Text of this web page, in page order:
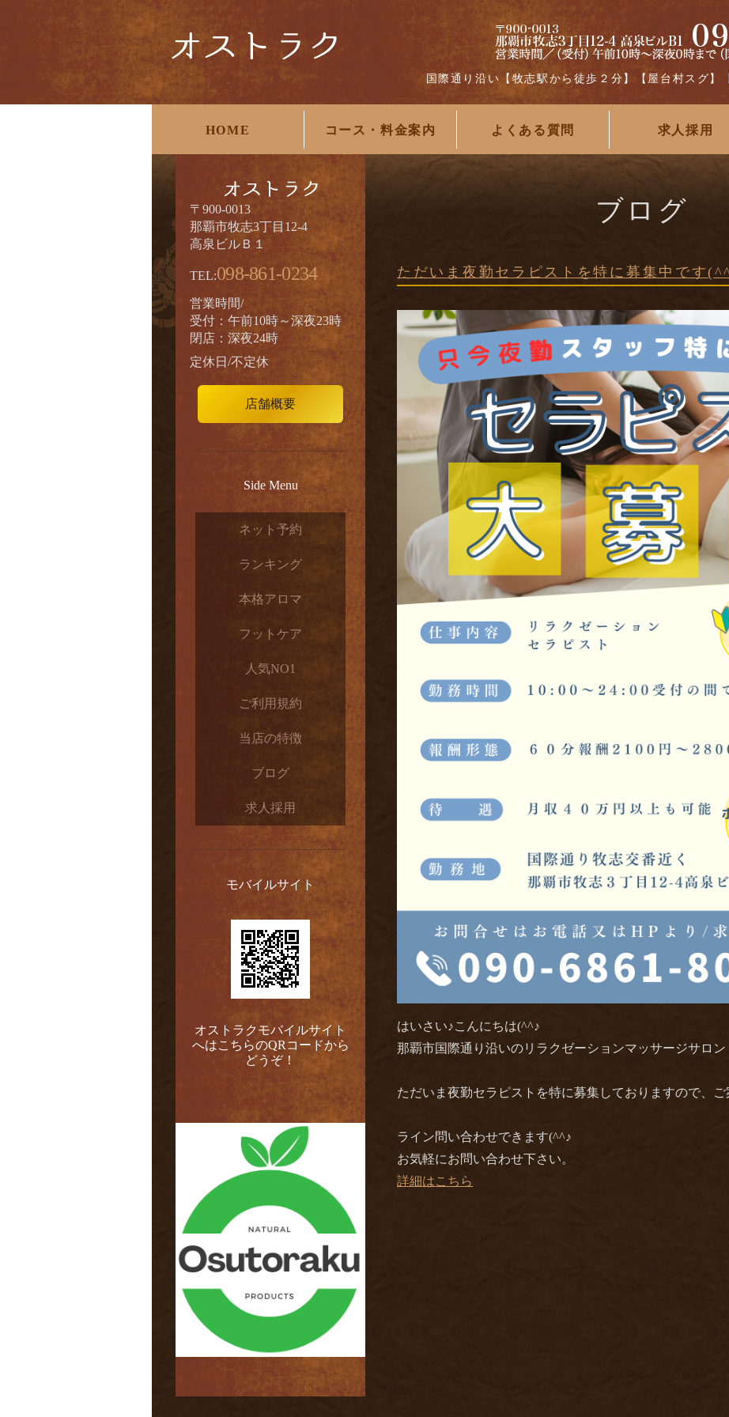
国際通り沿い【牧志駅から徒歩２分】【屋台村スグ】
HOME コース・料金案内 よくある質問 求人採用
ブログ
ただいま夜勤セラピストを特に募集中です
はいさい♪こんにちは(^^♪
那覇市国際通り沿いのリラクゼーションマッサージサロ
ただいま夜勤セラピストを特に募集しておりますので、
ライン問い合わせできます(^^♪
お気軽にお問い合わせ下さい。
詳細はこちら
〒900-0013
那覇市牧志3丁目12-4
高泉ビルＢ１
TEL:098-861-0234
営業時間/
受付：午前10時～深夜23時
閉店：深夜24時
定休日/不定休
店舗概要
Side Menu
ネット予約
ランキング
本格アロマ
フットケア
人気NO1
ご利用規約
当店の特徴
ブログ
求人採用
モバイルサイト
オストラクモバイルサイト
へはこちらのQRコードから
どうぞ！